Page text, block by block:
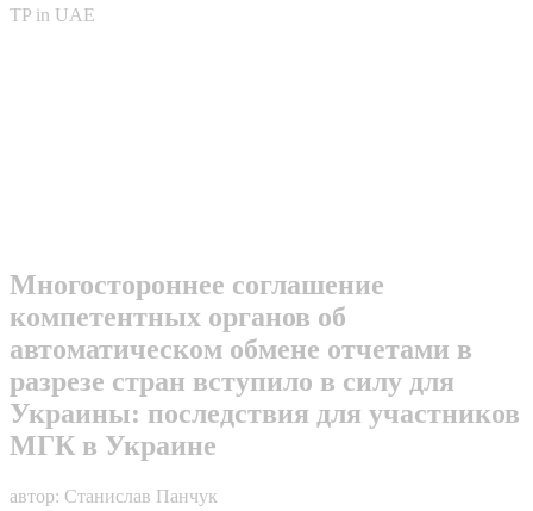
TP in UAE
Многостороннее соглашение
компетентных органов об
автоматическом обмене отчетами в
разрезе стран вступило в силу для
Украины: последствия для участников
МГК в Украине
автор: Станислав Панчук